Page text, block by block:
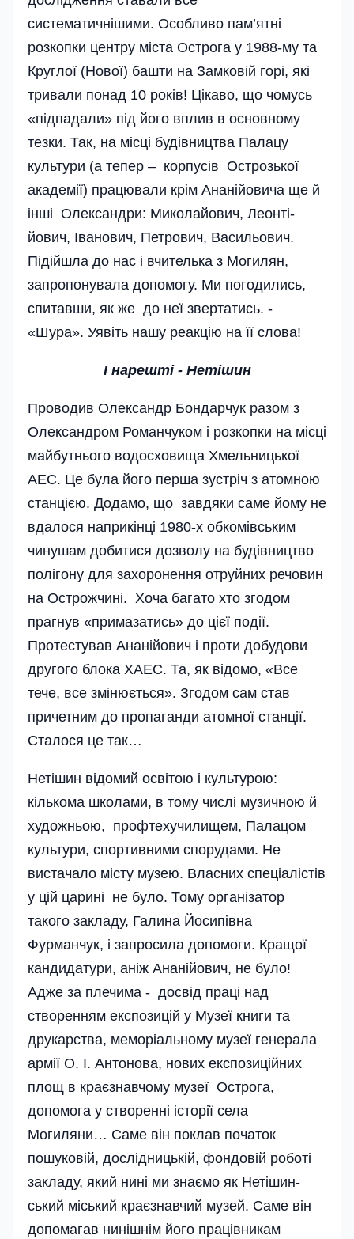
систематичнішими. Особливо пам’ятні
розкопки центру міста Острога у 1988-му та
Круглої (Нової) башти на Замковій горі, які
тривали понад 10 років! Цікаво, що чомусь
«підпадали» під його вплив в основному
тезки. Так, на місці будівни­цтва Палацу
культури (а тепер – корпусів Острозької
академії) працювали крім Ананійовича ще й
інші Олександри: Миколайович, Леонті­
йович, Іванович, Петрович, Васи­льович.
Підійшла до нас і вчителька з Могилян,
запропонувала допомогу. Ми погодились,
спитавши, як же до неї звертатись. -
«Шура». Уявіть нашу реакцію на її слова!
І нарешті - Нетішин
Проводив Олександр Бондарчук разом з
Олександром Романчуком і розкопки на місці
майбут­нього водосховища Хмельницької
АЕС. Це була його перша зустріч з атомною
станцією. Додамо, що завдяки саме йому не
вдалося наприкінці 1980-х обкомівським
чинушам добитися доз­волу­ на будівництво
полігону для захоронення отруйних речовин
на Острожчині. Хоча багато хто згодом
прагнув «примазатись» до цієї події.
Протестував Ананійович і проти добудови
другого блока ХАЕС. Та, як відомо, «Все
тече, все змінюється». Згодом сам став
причетним до пропаганди атомної станції.
Сталося це так…
Нетішин відомий освітою і культурою:
кількома школами, в тому числі музичною й
художньою, профтехучилищем, Палацом
культури, спортивними спорудами. Не
вистачало місту музею. Власних спеці­алістів
у цій царині не було. Тому організатор
такого закладу, Галина Йосипівна
Фурманчук, і запросила допомоги. Кращої
кандидатури, аніж Ананійович, не було!
Адже за плечима - досвід праці над
створенням експозицій у Музеї книги та
друкарства, меморіальному музеї генерала
армії О. І. Антонова, нових експозиційних
площ в краєзнавчому­ музеї Острога,
допомога у створенні історії села
Могиляни… Саме він поклав початок
пошуковій, дослідницькій, фондовій роботі
закладу, який нині ми знаємо як Нетішин­
ський місь­кий краєзнавчий музей. Саме він
допомагав нинішнім його працівникам